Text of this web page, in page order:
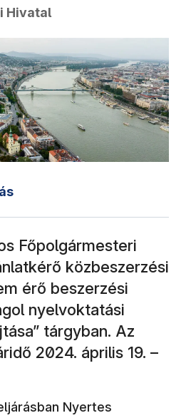
Hivatal
Főpolgármesteri
közbeszerzési
érő beszerzési
nyelvoktatási
tárgyban. Az
2024. április 19. –
Nyertes